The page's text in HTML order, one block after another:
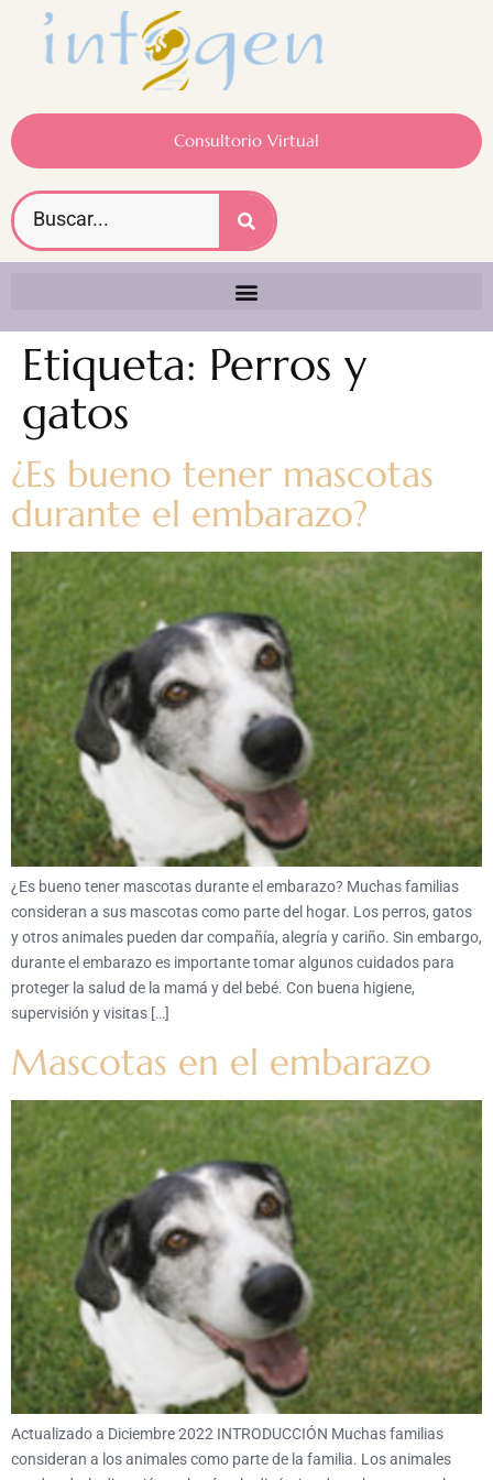
Consultorio Virtual
Etiqueta: Perros y
gatos
¿Es bueno tener mascotas
durante el embarazo?
¿Es bueno tener mascotas durante el embarazo? Muchas familias
consideran a sus mascotas como parte del hogar. Los perros, gatos
y otros animales pueden dar compañía, alegría y cariño. Sin embargo,
durante el embarazo es importante tomar algunos cuidados para
proteger la salud de la mamá y del bebé. Con buena higiene,
supervisión y visitas […]
Mascotas en el embarazo
Actualizado a Diciembre 2022 INTRODUCCIÓN Muchas familias
consideran a los animales como parte de la familia. Los animales